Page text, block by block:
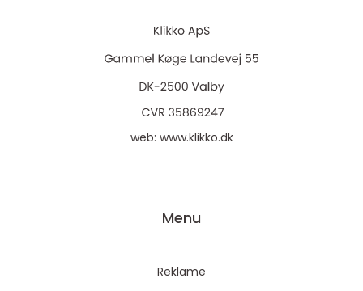
web: www.klikko.dk
Menu
Reklame